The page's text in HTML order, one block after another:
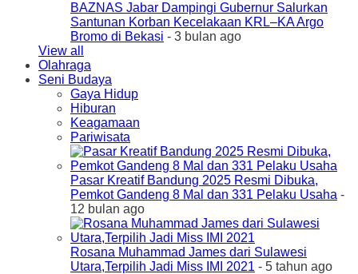
BAZNAS Jabar Dampingi Gubernur Salurkan
Santunan Korban Kecelakaan KRL–KA Argo
Bromo di Bekasi - 3 bulan ago
View all
Olahraga
Seni Budaya
Gaya Hidup
Hiburan
Keagamaan
Pariwisata
Pasar Kreatif Bandung 2025 Resmi Dibuka,
Pemkot Gandeng 8 Mal dan 331 Pelaku Usaha -
12 bulan ago
Rosana Muhammad James dari Sulawesi
Utara,Terpilih Jadi Miss IMI 2021 - 5 tahun ago